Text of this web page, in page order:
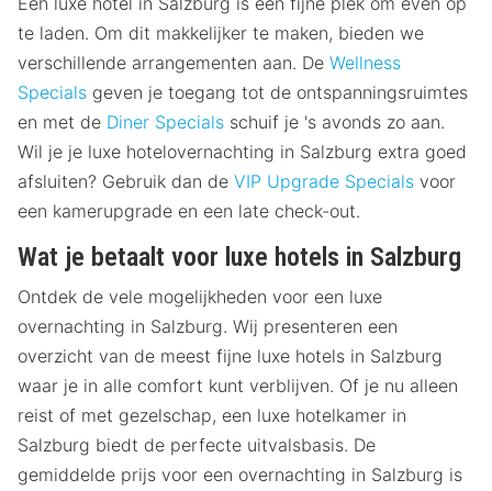
te laden. Om dit makkelijker te maken, bieden we
verschillende arrangementen aan. De Wellness
Specials geven je toegang tot de ontspanningsruimtes
en met de Diner Specials schuif je 's avonds zo aan.
Wil je je luxe hotelovernachting in Salzburg extra goed
afsluiten? Gebruik dan de VIP Upgrade Specials voor
een kamerupgrade en een late check-out.
Wat je betaalt voor luxe hotels in Salzburg
Ontdek de vele mogelijkheden voor een luxe
overnachting in Salzburg. Wij presenteren een
overzicht van de meest fijne luxe hotels in Salzburg
waar je in alle comfort kunt verblijven. Of je nu alleen
reist of met gezelschap, een luxe hotelkamer in
Salzburg biedt de perfecte uitvalsbasis. De
gemiddelde prijs voor een overnachting in Salzburg is